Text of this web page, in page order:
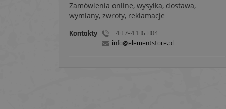
Zamówienia online, wysyłka, dostawa,
wymiany, zwroty, reklamacje
Kontakty
+48 794 186 804
info@elementstore.pl